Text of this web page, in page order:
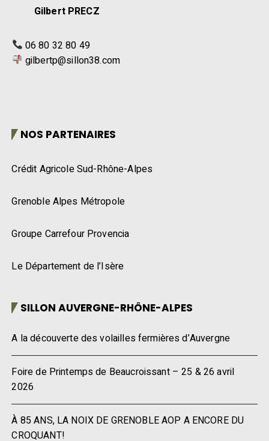
Gilbert PRECZ
06 80 32 80 49
gilbertp@sillon38.com
NOS PARTENAIRES
Crédit Agricole Sud-Rhône-Alpes
Grenoble Alpes Métropole
Groupe Carrefour Provencia
Le Département de l’Isère
SILLON AUVERGNE-RHÔNE-ALPES
A la découverte des volailles fermières d’Auvergne
Foire de Printemps de Beaucroissant – 25 & 26 avril
2026
À 85 ANS, LA NOIX DE GRENOBLE AOP A ENCORE DU
CROQUANT!